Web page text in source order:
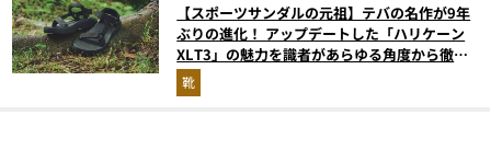
【スポーツサンダルの元祖】テバの名作が9年
ぶりの進化！ アップデートした「ハリケーン
XLT3」の魅力を識者があらゆる角度から徹底
解説！
靴